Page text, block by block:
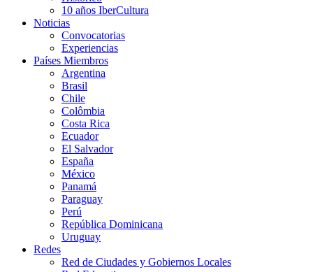
10 años IberCultura
Noticias
Convocatorias
Experiencias
Países Miembros
Argentina
Brasil
Chile
Colômbia
Costa Rica
Ecuador
El Salvador
España
México
Panamá
Paraguay
Perú
República Dominicana
Uruguay
Redes
Red de Ciudades y Gobiernos Locales